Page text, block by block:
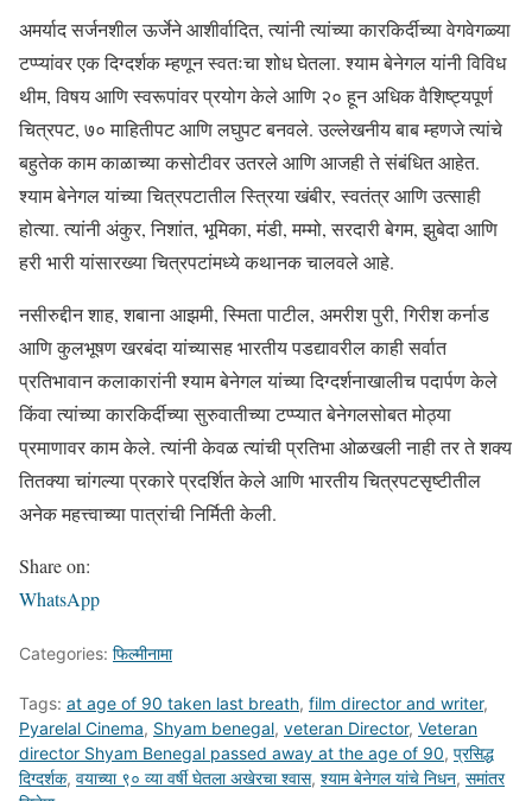
अमर्याद सर्जनशील ऊर्जेने आशीर्वादित, त्यांनी त्यांच्या कारकिर्दीच्या वेगवेगळ्या
टप्प्यांवर एक दिग्दर्शक म्हणून स्वतःचा शोध घेतला. श्याम बेनेगल यांनी विविध
थीम, विषय आणि स्वरूपांवर प्रयोग केले आणि २० हून अधिक वैशिष्ट्यपूर्ण
चित्रपट, ७० माहितीपट आणि लघुपट बनवले. उल्लेखनीय बाब म्हणजे त्यांचे
बहुतेक काम काळाच्या कसोटीवर उतरले आणि आजही ते संबंधित आहेत.
श्याम बेनेगल यांच्या चित्रपटातील स्त्रिया खंबीर, स्वतंत्र आणि उत्साही
होत्या. त्यांनी अंकुर, निशांत, भूमिका, मंडी, मम्मो, सरदारी बेगम, झुबेदा आणि
हरी भारी यांसारख्या चित्रपटांमध्ये कथानक चालवले आहे.
नसीरुद्दीन शाह, शबाना आझमी, स्मिता पाटील, अमरीश पुरी, गिरीश कर्नाड
आणि कुलभूषण खरबंदा यांच्यासह भारतीय पडद्यावरील काही सर्वात
प्रतिभावान कलाकारांनी श्याम बेनेगल यांच्या दिग्दर्शनाखालीच पदार्पण केले
किंवा त्यांच्या कारकिर्दीच्या सुरुवातीच्या टप्प्यात बेनेगलसोबत मोठ्या
प्रमाणावर काम केले. त्यांनी केवळ त्यांची प्रतिभा ओळखली नाही तर ते शक्य
तितक्या चांगल्या प्रकारे प्रदर्शित केले आणि भारतीय चित्रपटसृष्टीतील
अनेक महत्त्वाच्या पात्रांची निर्मिती केली.
Share on:
WhatsApp
Categories: फिल्मीनामा
Tags: at age of 90 taken last breath, film director and writer,
Pyarelal Cinema, Shyam benegal, veteran Director, Veteran
director Shyam Benegal passed away at the age of 90, प्रसिद्ध
दिग्दर्शक, वयाच्या ९० व्या वर्षी घेतला अखेरचा श्वास, श्याम बेनेगल यांचे निधन, समांतर